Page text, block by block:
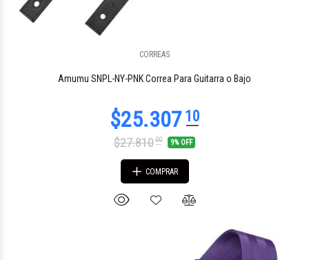
CORREAS
Amumu SNPL-NY-PNK Correa Para Guitarra o Bajo
$27.81000 9% OFF
COMPRAR